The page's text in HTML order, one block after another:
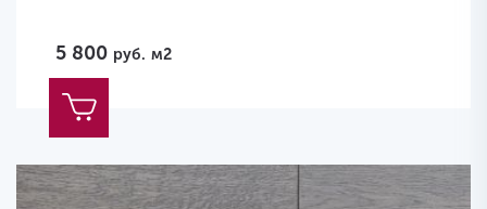
5 800 руб. м2